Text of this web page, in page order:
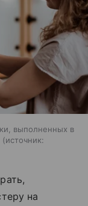
выполненных в
источник:
на